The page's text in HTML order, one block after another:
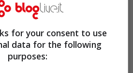
for your consent to use
data for the following
purposes: